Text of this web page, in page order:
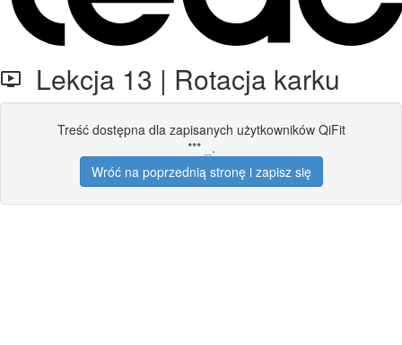
Lekcja 13 | Rotacja karku
Treść dostępna dla zapisanych użytkowników QiFit
***
.
Wróć na poprzednią stronę i zapisz się